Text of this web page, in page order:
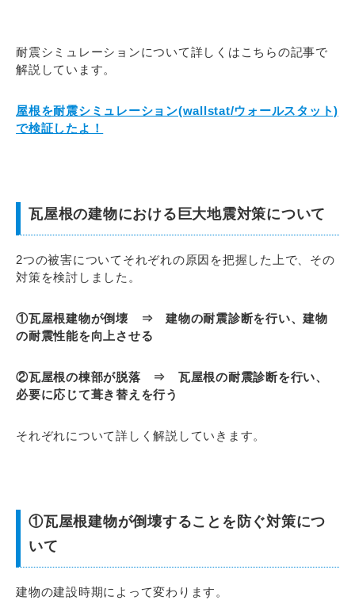
耐震シミュレーションについて詳しくはこちらの記事で
解説しています。
屋根を耐震シミュレーション(wallstat/ウォールスタット)
で検証したよ！
瓦屋根の建物における巨大地震対策について
2つの被害についてそれぞれの原因を把握した上で、その
対策を検討しました。
①瓦屋根建物が倒壊 ⇒ 建物の耐震診断を行い、建物
の耐震性能を向上させる
②瓦屋根の棟部が脱落 ⇒ 瓦屋根の耐震診断を行い、
必要に応じて葺き替えを行う
それぞれについて詳しく解説していきます。
①瓦屋根建物が倒壊することを防ぐ対策につ
いて
建物の建設時期によって変わります。